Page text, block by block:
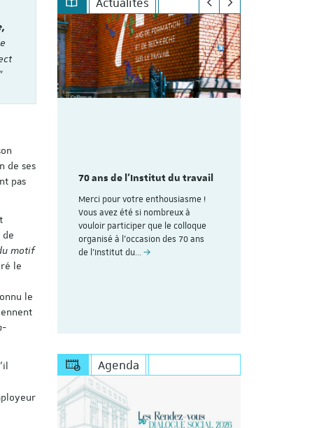
de ses
pas
motif
le
le
du
70
(Les
au
de
70 ans de l'Institut du travail
Merci pour votre enthousiasme !
Vous avez été si nombreux à
vouloir participer que le colloque
organisé à l'occasion des 70 ans
de l’Institut du…
Agenda